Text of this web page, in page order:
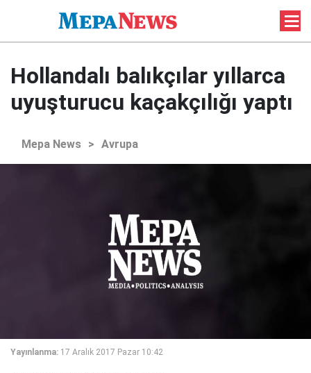
Hollandalı balıkçılar yıllarca
uyuşturucu kaçakçılığı yaptı
Mepa News > Avrupa
Yayınlanma: 17 Aralık 2017 Pazar 10:42